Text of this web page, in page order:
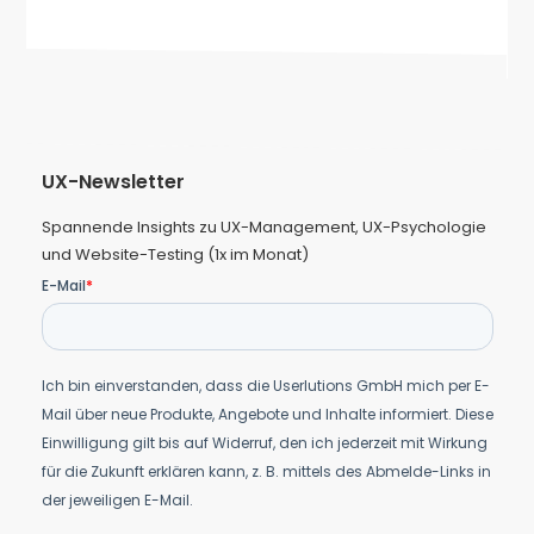
UX-Newsletter
Spannende Insights zu UX-Management, UX-Psychologie
und Website-Testing (1x im Monat)